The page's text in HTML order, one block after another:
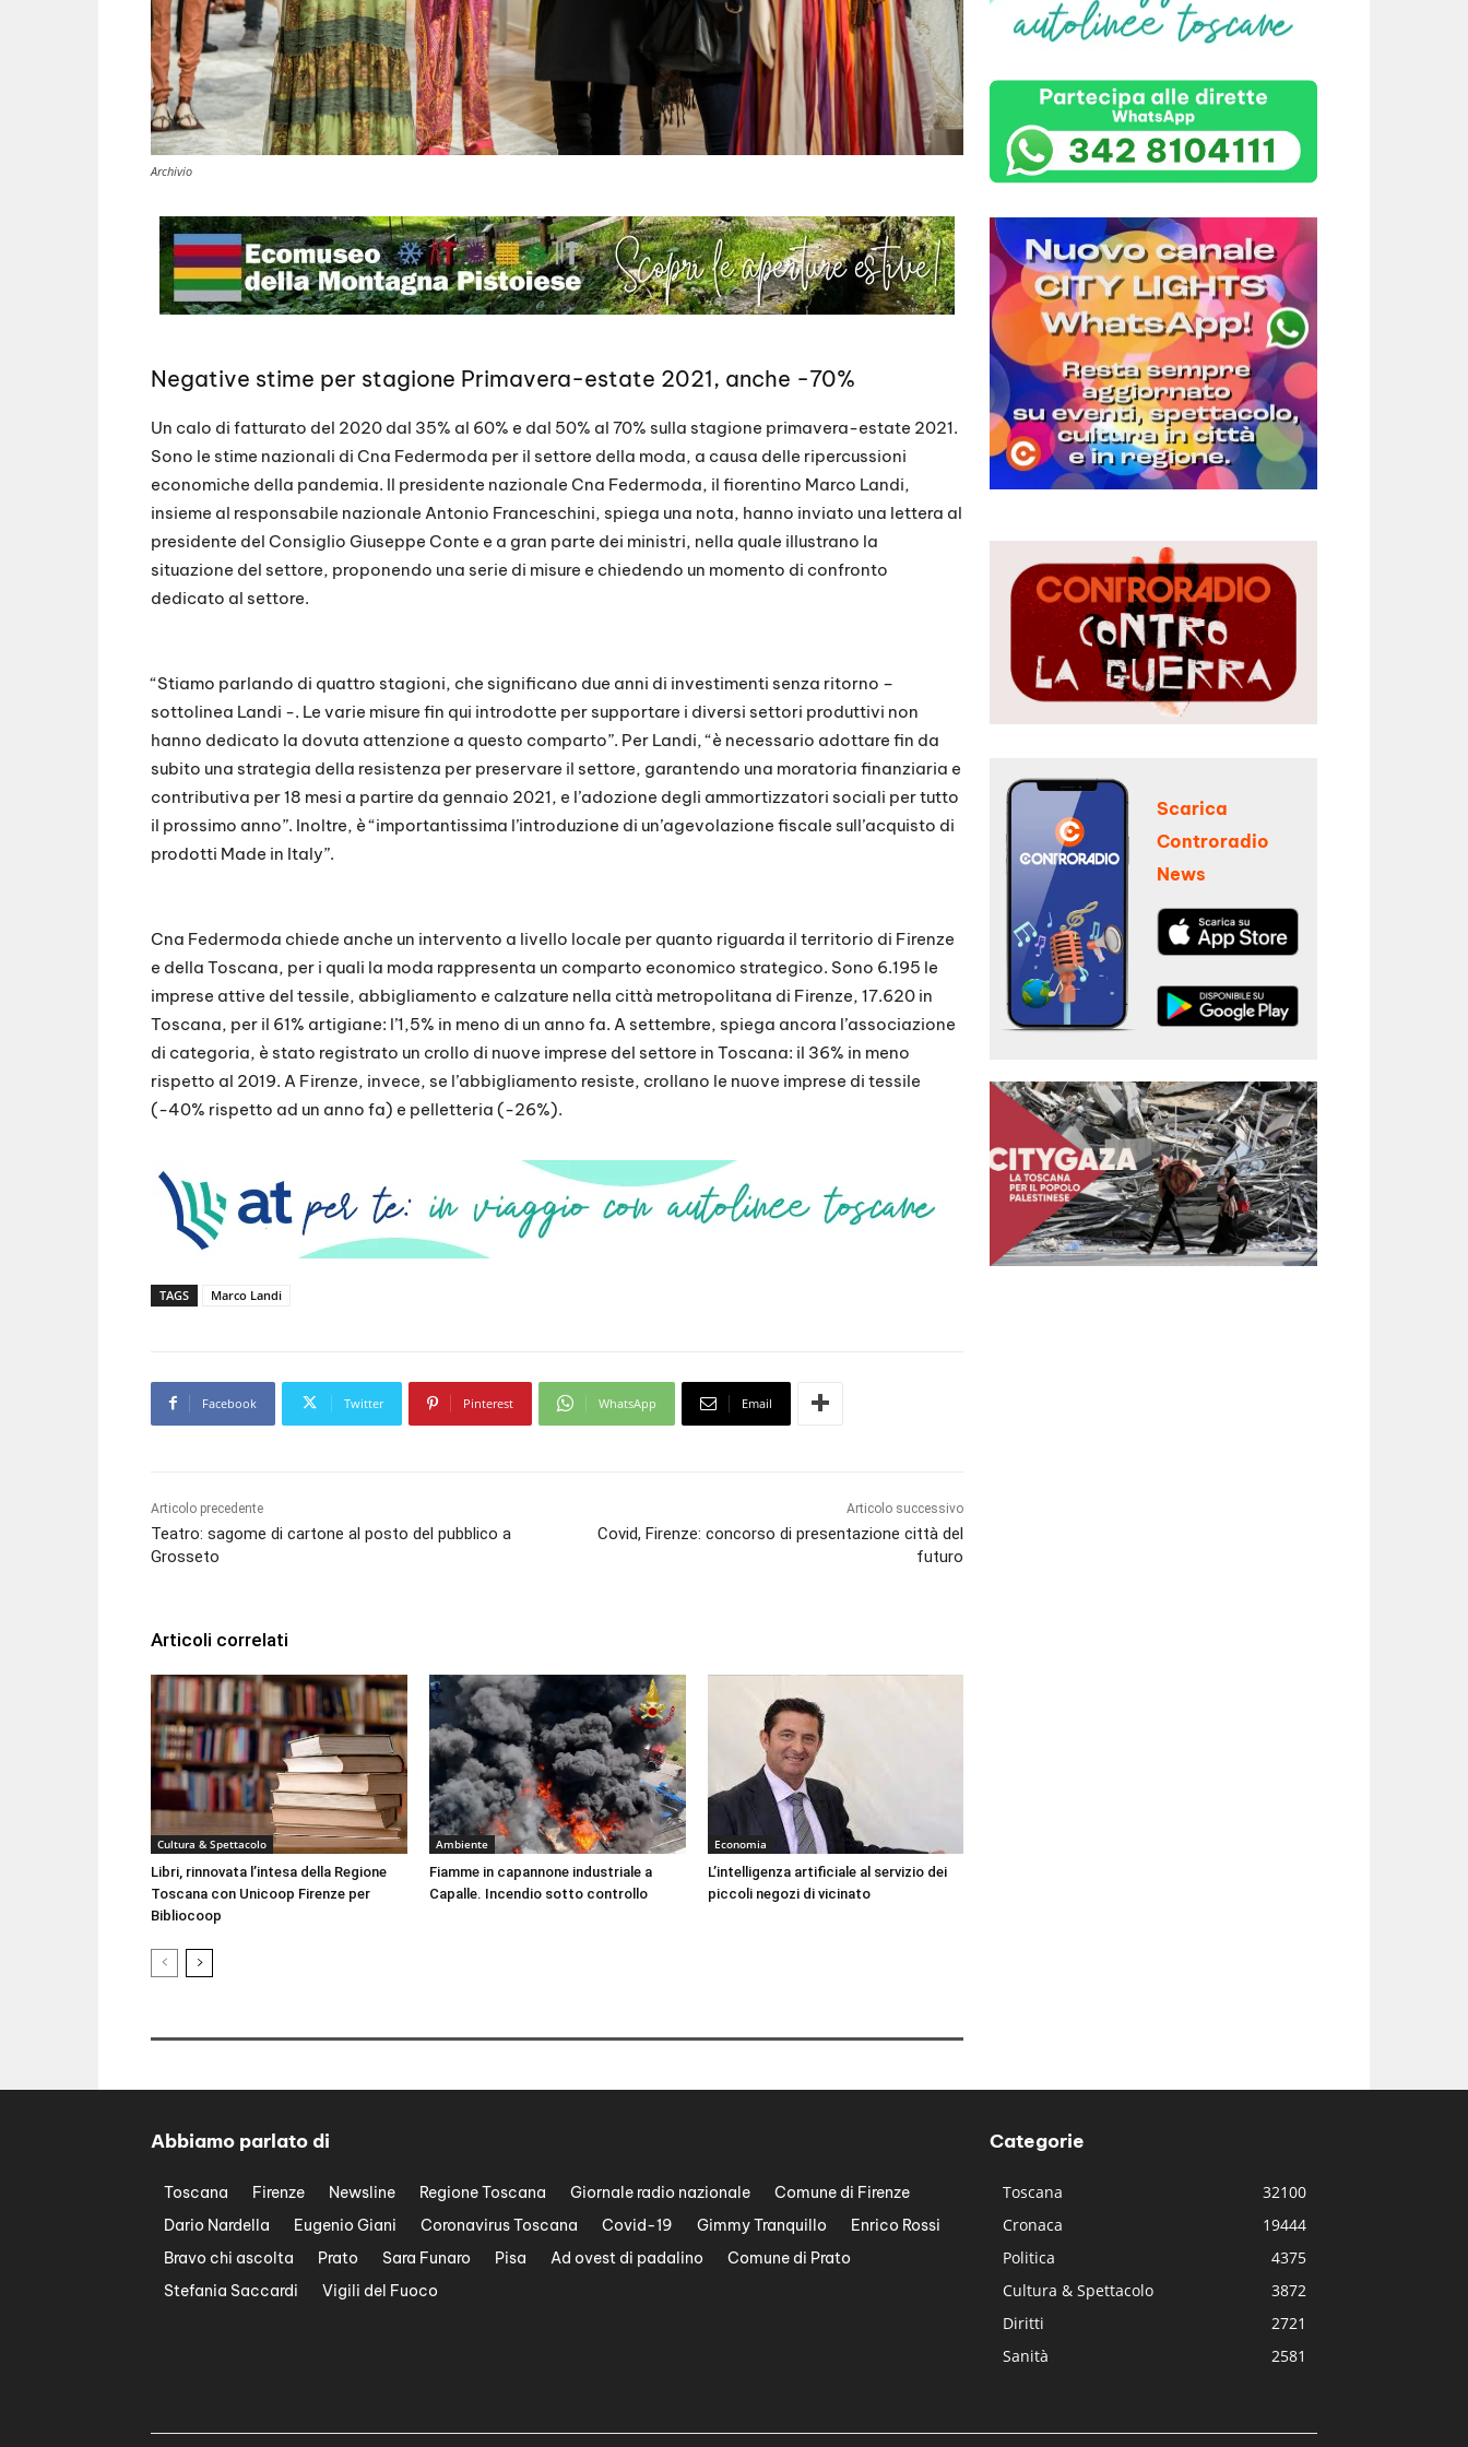
Archivio
Negative stime per stagione Primavera-estate 2021, anche -70%
Un calo di fatturato del 2020 dal 35% al 60% e dal 50% al 70% sulla stagione primavera-estate 2021.
Sono le stime nazionali di Cna Federmoda per il settore della moda, a causa delle ripercussioni
economiche della pandemia. Il presidente nazionale Cna Federmoda, il fiorentino Marco Landi,
insieme al responsabile nazionale Antonio Franceschini, spiega una nota, hanno inviato una lettera al
presidente del Consiglio Giuseppe Conte e a gran parte dei ministri, nella quale illustrano la
situazione del settore, proponendo una serie di misure e chiedendo un momento di confronto
dedicato al settore.
“Stiamo parlando di quattro stagioni, che significano due anni di investimenti senza ritorno –
sottolinea Landi -. Le varie misure fin qui introdotte per supportare i diversi settori produttivi non
hanno dedicato la dovuta attenzione a questo comparto”. Per Landi, “è necessario adottare fin da
subito una strategia della resistenza per preservare il settore, garantendo una moratoria finanziaria e
contributiva per 18 mesi a partire da gennaio 2021, e l’adozione degli ammortizzatori sociali per tutto
il prossimo anno”. Inoltre, è “importantissima l’introduzione di un’agevolazione fiscale sull’acquisto di
prodotti Made in Italy”.
Cna Federmoda chiede anche un intervento a livello locale per quanto riguarda il territorio di Firenze
e della Toscana, per i quali la moda rappresenta un comparto economico strategico. Sono 6.195 le
imprese attive del tessile, abbigliamento e calzature nella città metropolitana di Firenze, 17.620 in
Toscana, per il 61% artigiane: l’1,5% in meno di un anno fa. A settembre, spiega ancora l’associazione
di categoria, è stato registrato un crollo di nuove imprese del settore in Toscana: il 36% in meno
rispetto al 2019. A Firenze, invece, se l’abbigliamento resiste, crollano le nuove imprese di tessile
(-40% rispetto ad un anno fa) e pelletteria (-26%).
TAGS Marco Landi
Facebook Twitter Pinterest WhatsApp Email
Articolo precedente
Teatro: sagome di cartone al posto del pubblico a
Grosseto
Articolo successivo
Covid, Firenze: concorso di presentazione città del
futuro
Articoli correlati
Cultura & Spettacolo
Libri, rinnovata l’intesa della Regione
Toscana con Unicoop Firenze per
Bibliocoop
Ambiente
Fiamme in capannone industriale a
Capalle. Incendio sotto controllo
Economia
L’intelligenza artificiale al servizio dei
piccoli negozi di vicinato
Scarica
Controradio
News
Abbiamo parlato di
Toscana Firenze Newsline Regione Toscana Giornale radio nazionale
Comune di Firenze
Dario Nardella
Eugenio Giani Coronavirus Toscana Covid-19 Gimmy Tranquillo
Enrico Rossi
Bravo chi ascolta
Prato Sara Funaro Pisa Ad ovest di padalino
Comune di Prato
Stefania Saccardi
Vigili del Fuoco
Categorie
Toscana
32100
Cronaca
19444
Politica
4375
Cultura & Spettacolo
3872
Diritti
2721
Sanità
2581